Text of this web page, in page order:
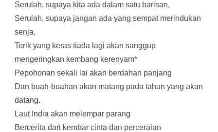
Serulah, supaya kita ada dalam satu barisan,
Serulah, supaya jangan ada yang sempat merindukan
senja,
Terik yang keras tiada lagi akan sanggup
mengeringkan kembang kerenyam*
Pepohonan sekali lai akan berdahan panjang
Dan buah-buahan akan matang pada tahun yang akan
datang.
Laut India akan melempar parang
Bercerita dari kembar cinta dan perceraian